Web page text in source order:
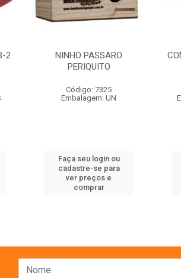
2
NINHO PASSARO
PERIQUITO
Código: 7325
Embalagem: UN
Faça seu login ou
cadastre-se para
ver preços e
comprar